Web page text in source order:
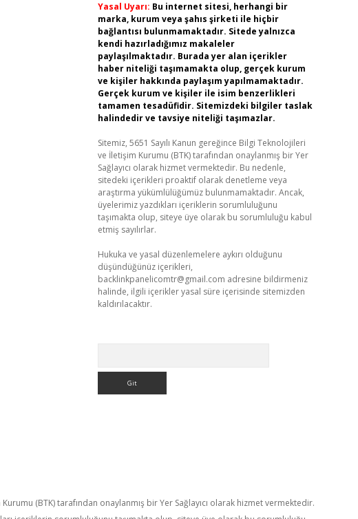
Yasal Uyarı: Bu internet sitesi, herhangi bir
marka, kurum veya şahıs şirketi ile hiçbir
bağlantısı bulunmamaktadır. Sitede yalnızca
kendi hazırladığımız makaleler
paylaşılmaktadır. Burada yer alan içerikler
haber niteliği taşımamakta olup, gerçek kurum
ve kişiler hakkında paylaşım yapılmamaktadır.
Gerçek kurum ve kişiler ile isim benzerlikleri
tamamen tesadüfidir. Sitemizdeki bilgiler taslak
halindedir ve tavsiye niteliği taşımazlar.
Sitemiz, 5651 Sayılı Kanun gereğince Bilgi Teknolojileri
ve İletişim Kurumu (BTK) tarafından onaylanmış bir Yer
Sağlayıcı olarak hizmet vermektedir. Bu nedenle,
sitedeki içerikleri proaktif olarak denetleme veya
araştırma yükümlülüğümüz bulunmamaktadır. Ancak,
üyelerimiz yazdıkları içeriklerin sorumluluğunu
taşımakta olup, siteye üye olarak bu sorumluluğu kabul
etmiş sayılırlar.
Hukuka ve yasal düzenlemelere aykırı olduğunu
düşündüğünüz içerikleri,
backlinkpanelicomtr@gmail.com adresine bildirmeniz
halinde, ilgili içerikler yasal süre içerisinde sitemizden
kaldırılacaktır.
(BTK) tarafından onaylanmış bir Yer Sağlayıcı olarak hizmet vermektedir.